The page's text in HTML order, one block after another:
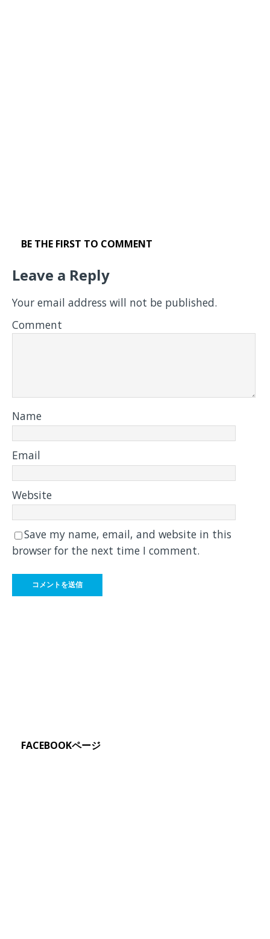
BE THE FIRST TO COMMENT
Leave a Reply
Your email address will not be published.
Comment
Name
Email
Website
Save my name, email, and website in this
browser for the next time I comment.
FACEBOOKページ